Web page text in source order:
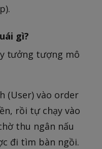
gì?
tưởng tượng mô
(User) vào order
rồi tự chạy vào
thu ngân nấu
đi tìm bàn ngồi.